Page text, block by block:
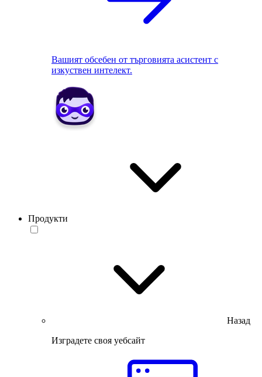
Вашият обсебен от търговията асистент с
изкуствен интелект.
Продукти
Назад
Изградете своя уебсайт